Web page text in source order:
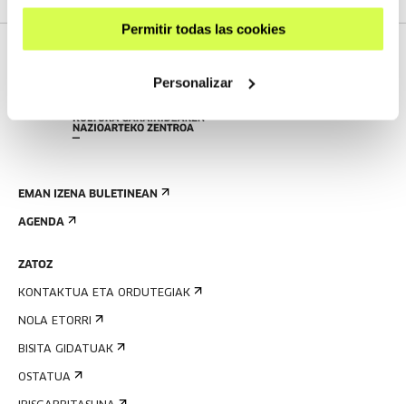
Permitir todas las cookies
Personalizar
EMAN IZENA BULETINEAN
AGENDA
ZATOZ
KONTAKTUA ETA ORDUTEGIAK
NOLA ETORRI
BISITA GIDATUAK
OSTATUA